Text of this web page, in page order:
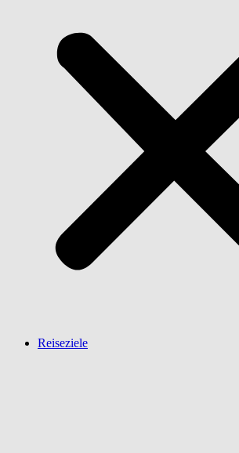
Reiseziele